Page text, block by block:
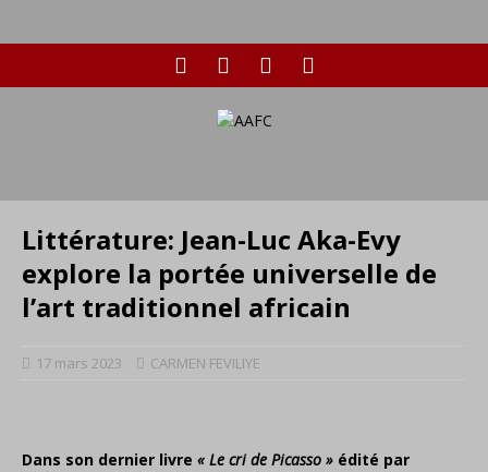
Littérature: Jean-Luc Aka-Evy
explore la portée universelle de
l’art traditionnel africain
17 mars 2023 CARMEN FEVILIYE
Dans son dernier livre « Le cri de Picasso » édité par